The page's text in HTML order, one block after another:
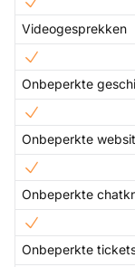
Videogesprekken
Onbeperkte
Onbeperkte
Onbeperkte
Onbeperkte